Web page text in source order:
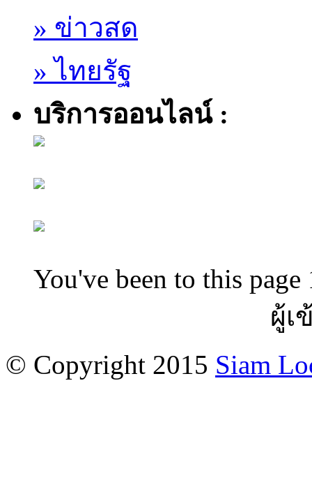
» ข่าวสด
» ไทยรัฐ
บริการออนไลน์ :
You've been to this page
ผู้เ
© Copyright 2015 Siam